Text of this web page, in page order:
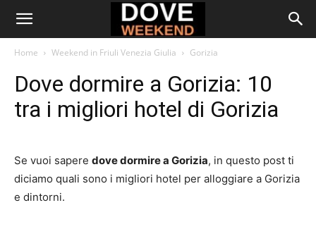
Home Weekend in Friuli Venezia Giulia Gorizia
Dove dormire a Gorizia: 10
tra i migliori hotel di Gorizia
Se vuoi sapere dove dormire a Gorizia, in questo post ti
diciamo quali sono i migliori hotel per alloggiare a Gorizia
e dintorni.